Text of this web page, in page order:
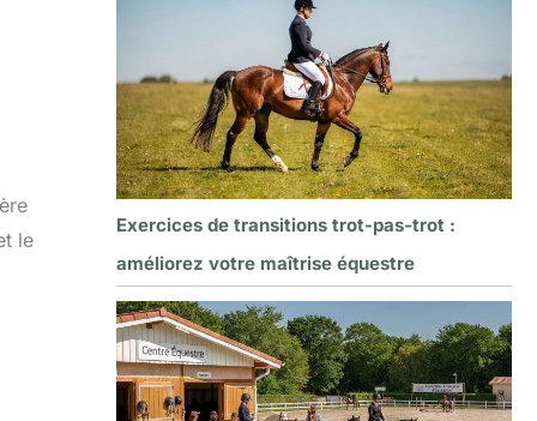
le
Exercices de transitions trot-pas-trot :
améliorez votre maîtrise équestre